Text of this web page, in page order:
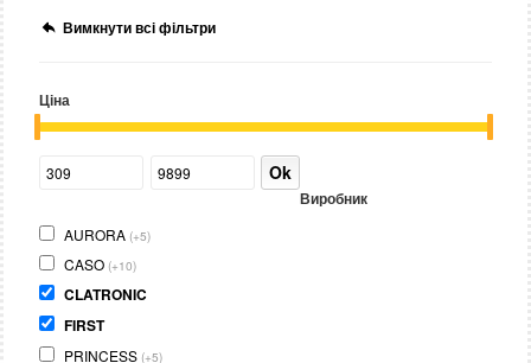
Вимкнути всі фільтри
Ціна
Ok
Виробник
AURORA (+5)
CASO (+10)
CLATRONIC
FIRST
PRINCESS (+5)